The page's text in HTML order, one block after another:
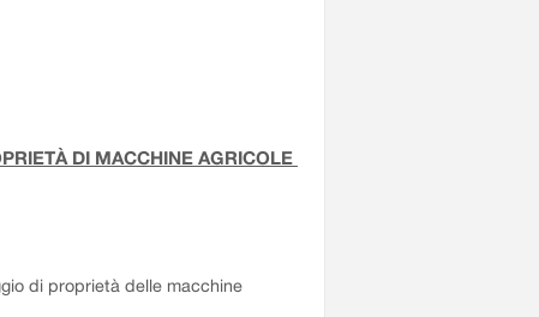
DI MACCHINE AGRICOLE
di proprietà delle macchine